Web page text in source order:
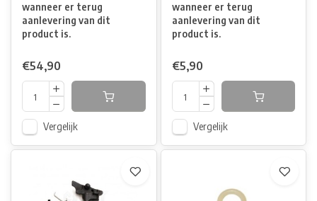
wanneer er terug
aanlevering van dit
product is.
€54,90
Vergelijk
wanneer er terug
aanlevering van dit
product is.
€5,90
Vergelijk